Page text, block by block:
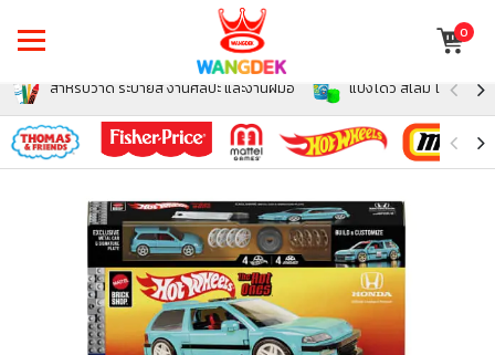
0
สำหรับวาด ระบายสี งานศิลปะ และงานฝีมือ แป้งโดว์ สไลม์ โฟม สำห